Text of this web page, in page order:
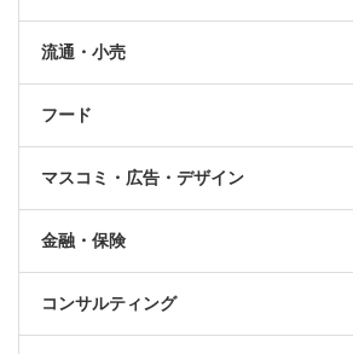
流通・小売
フード
マスコミ・広告・デザイン
金融・保険
コンサルティング